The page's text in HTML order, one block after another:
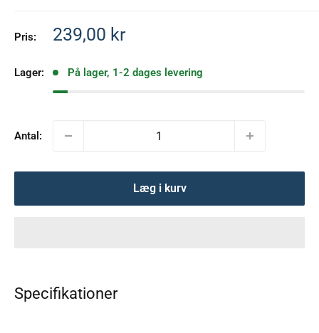
Pris: Salgspris
239,00 kr
Lager: På lager, 1-2 dages levering
Antal:
Læg i kurv
Specifikationer